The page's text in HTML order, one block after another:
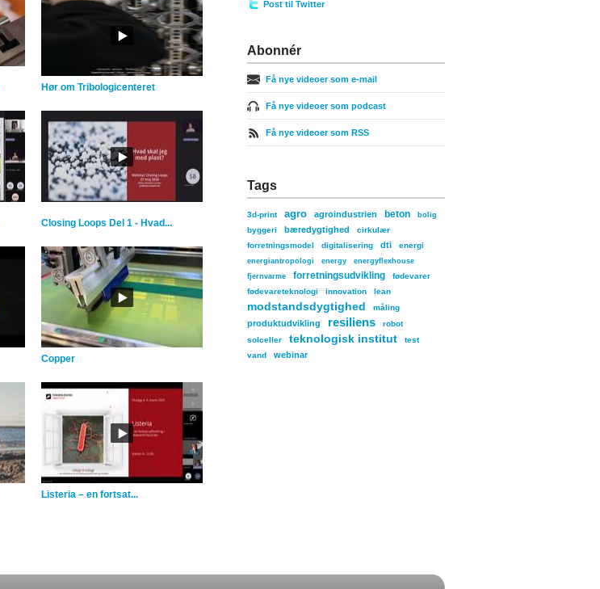
Post til Twitter
Abonnér
Få nye videoer som e-mail
Få nye videoer som podcast
Få nye videoer som RSS
Tags
3d-print agro agroindustrien beton bolig
byggeri bæredygtighed
cirkulær
forretningsmodel
digitalisering dti energi
energiantropologi energy
energyflexhouse
fjernvarme
forretningsudvikling
fødevarer
fødevareteknologi
innovation lean
modstandsdygtighed måling
produktudvikling resiliens
robot
solceller
teknologisk institut
test
vand
webinar
Hør om Tribologicenteret
Closing Loops Del 1 - Hvad...
Copper
Listeria – en fortsat...